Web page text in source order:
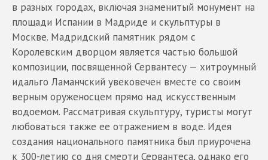
в разных городах, включая знаменитый монумент на
площади Испании в Мадриде и скульптуры в
Москве. Мадридский памятник рядом с
Королевским дворцом является частью большой
композиции, посвященной Сервантесу — хитроумный
идальго Ламанчский увековечен вместе со своим
верным оруженосцем прямо над искусственным
водоемом. Рассматривая скульптуру, туристы могут
любоваться также ее отражением в воде. Идея
создания национального памятника был приурочена
к 300-летию со дня смерти Сервантеса, однако его